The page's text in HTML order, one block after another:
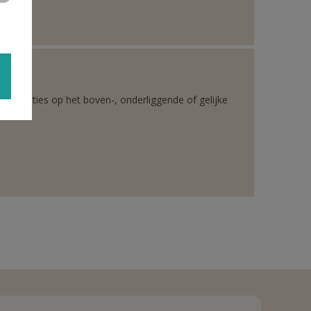
op het boven-, onderliggende of gelijke